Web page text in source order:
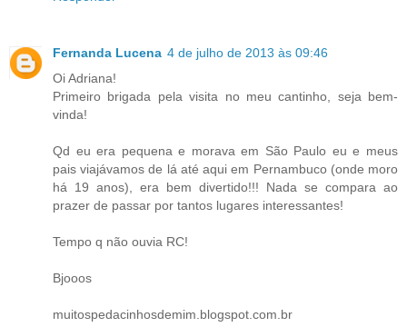
Fernanda Lucena 4 de julho de 2013 às 09:46
Oi Adriana!
Primeiro brigada pela visita no meu cantinho, seja bem-
vinda!
Qd eu era pequena e morava em São Paulo eu e meus
pais viajávamos de lá até aqui em Pernambuco (onde moro
há 19 anos), era bem divertido!!! Nada se compara ao
prazer de passar por tantos lugares interessantes!
Tempo q não ouvia RC!
Bjooos
muitospedacinhosdemim.blogspot.com.br